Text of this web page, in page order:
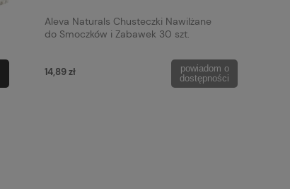
Aleva Naturals Chusteczki Nawilżane
do Smoczków i Zabawek 30 szt.
14,89 zł
powiadom o
dostępności